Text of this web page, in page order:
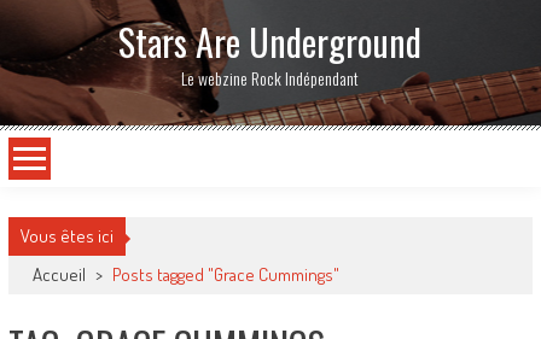
Stars Are Underground
Le webzine Rock Indépendant
Vous êtes ici
Accueil > Posts tagged "Grace Cummings"